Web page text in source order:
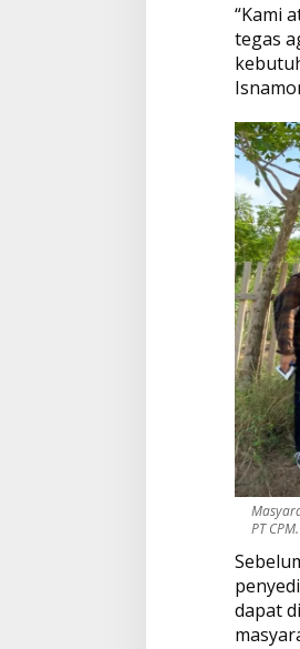
“Kami
tegas
PT CPM.
dapat